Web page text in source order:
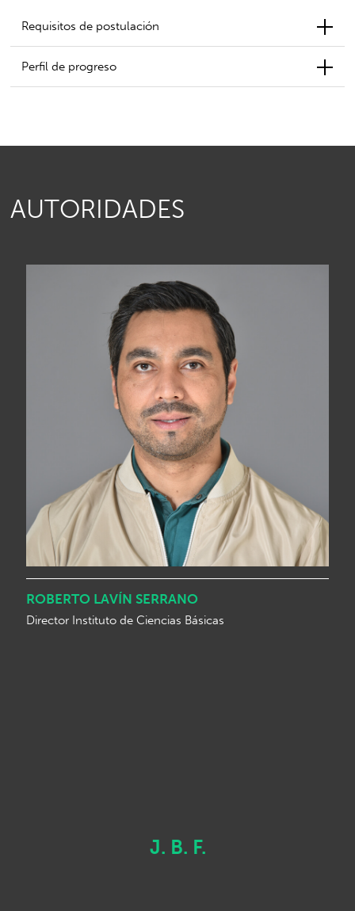
Requisitos de postulación
Perfil de progreso
AUTORIDADES
ROBERTO LAVÍN SERRANO
Director Instituto de Ciencias Básicas
J. B. F.